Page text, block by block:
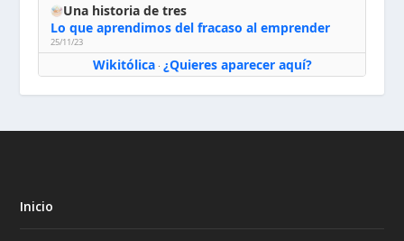
Una historia de tres
Lo que aprendimos del fracaso al emprender
25/11/23
Wikitólica· ¿Quieres aparecer aquí?
Inicio